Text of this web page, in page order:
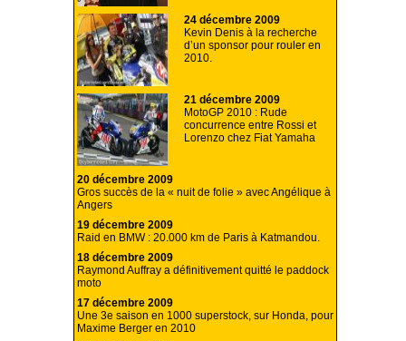
24 décembre 2009
Kevin Denis à la recherche
d’un sponsor pour rouler en
2010.
21 décembre 2009
MotoGP 2010 : Rude
concurrence entre Rossi et
Lorenzo chez Fiat Yamaha
20 décembre 2009
Gros succès de la « nuit de folie » avec Angélique à
Angers
19 décembre 2009
Raid en BMW : 20.000 km de Paris à Katmandou.
18 décembre 2009
Raymond Auffray a définitivement quitté le paddock
moto
17 décembre 2009
Une 3e saison en 1000 superstock, sur Honda, pour
Maxime Berger en 2010